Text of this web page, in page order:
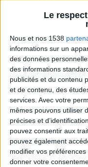
Le
Nous et nos 1538
informations sur un
des données
des informations
publicités et du contenu
et de contenu, des
services. Avec votre
mêmes pouvons utiliser
précises et
pouvez consentir aux
pouvez également
modifier vos
donner votre
Savane, LU,
Webinaires